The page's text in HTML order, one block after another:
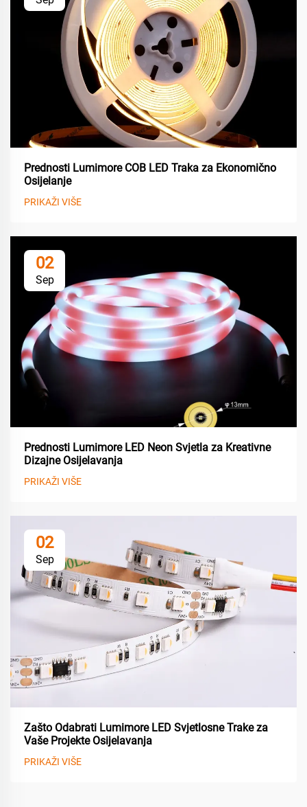
Prednosti Lumimore COB LED Traka za Ekonomično
Osijelanje
PRIKAŽI VIŠE
02
Sep
Prednosti Lumimore LED Neon Svjetla za Kreativne
Dizajne Osijelavanja
PRIKAŽI VIŠE
02
Sep
Zašto Odabrati Lumimore LED Svjetlosne Trake za
Vaše Projekte Osijelavanja
PRIKAŽI VIŠE